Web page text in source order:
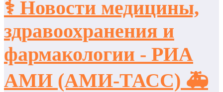
⚕️ Новости медицины,
здравоохранения и
фармакологии - РИА
АМИ (АМИ-ТАСС) 🚑